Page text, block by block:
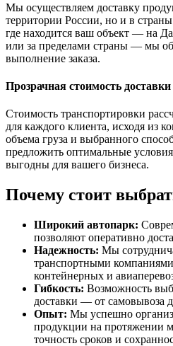
Мы осуществляем доставку
территории России, но и в
где находится ваш объект — на
или за пределами страны — мы
выполнение заказа.
Прозрачная стоимость доставки
Стоимость транспортировки
для каждого клиента, исходя из
объема груза и выбранного
предложить оптимальные
выгодны для вашего бизнеса.
Почему стоит
Широкий автопарк:
позволяют оперативно
Надежность: Мы
транспортными
контейнерных и
Гибкость: Возможность
доставки — от самовывоза
Опыт: Мы успешно
продукции на протяжении
точность сроков и